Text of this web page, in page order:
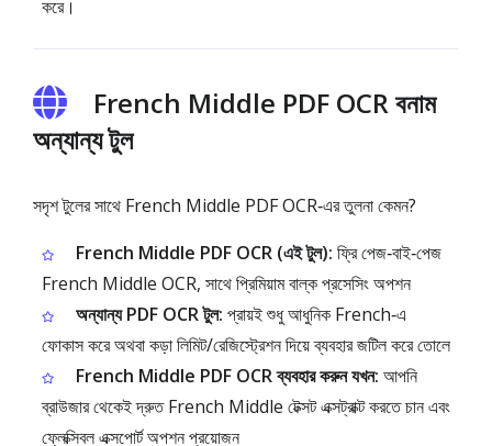
করে।
French Middle PDF OCR বনাম
অন্যান্য টুল
সদৃশ টুলের সাথে French Middle PDF OCR‑এর তুলনা কেমন?
French Middle PDF OCR (এই টুল): ফ্রি পেজ‑বাই‑পেজ
French Middle OCR, সাথে প্রিমিয়াম বাল্ক প্রসেসিং অপশন
অন্যান্য PDF OCR টুল: প্রায়ই শুধু আধুনিক French‑এ
ফোকাস করে অথবা কড়া লিমিট/রেজিস্ট্রেশন দিয়ে ব্যবহার জটিল করে তোলে
French Middle PDF OCR ব্যবহার করুন যখন: আপনি
ব্রাউজার থেকেই দ্রুত French Middle টেক্সট এক্সট্রাক্ট করতে চান এবং
ফ্লেক্সিবল এক্সপোর্ট অপশন প্রয়োজন